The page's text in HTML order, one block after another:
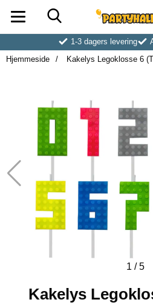
Startsiden
1-3 dagers levering
Hjemmeside
Kakelys Legoklosse 6
1 /5
Kakelys